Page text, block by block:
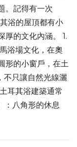
。記得有一次
浴的屋頂都有小
厚的文化內涵。 1.
浴場文化，在奧
形的小窗戶，在土
只讓自然光線灑
耳其浴建築通常
八角形的休息